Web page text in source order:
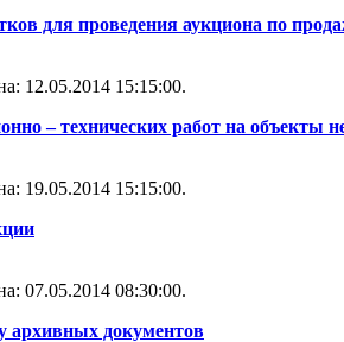
для проведения аукциона по
12.05.2014 15:15:00.
– технических работ на объекты
19.05.2014 15:15:00.
07.05.2014 08:30:00.
архивных документов